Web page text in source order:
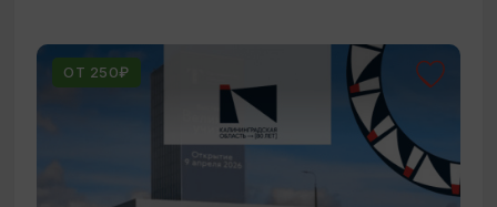
ОТ 250₽